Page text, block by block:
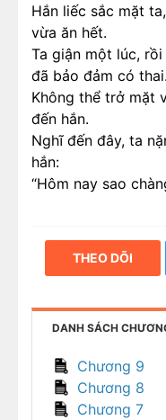
Hắn liếc sắc mặt
vừa ăn hết.
Ta giận một lúc,
đã bảo đảm có thai.
Không thể trở mặt
đến hắn.
Nghĩ đến đây, ta
hắn:
“Hôm nay sao
THEO DÕI
DANH SÁCH
Chương 9
Chương 8
Chương 7